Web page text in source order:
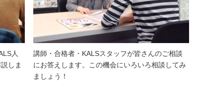
人
しま
講師・合格者・KALSスタッフが皆さんのご相談
にお答えします。この機会にいろいろ相談してみ
ましょう！